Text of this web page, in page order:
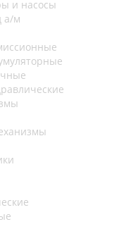
и насосы
а/м